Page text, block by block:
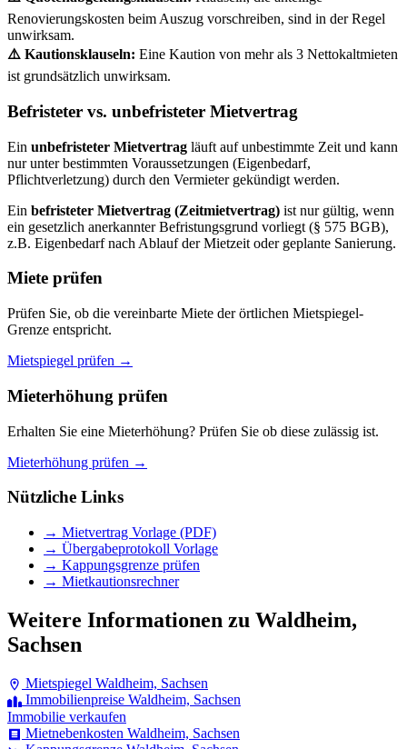
Renovierungskosten beim Auszug vorschreiben, sind in der Regel
unwirksam.
⚠️ Kautionsklauseln: Eine Kaution von mehr als 3 Nettokaltmieten
ist grundsätzlich unwirksam.
Befristeter vs. unbefristeter Mietvertrag
Ein unbefristeter Mietvertrag läuft auf unbestimmte Zeit und kann
nur unter bestimmten Voraussetzungen (Eigenbedarf,
Pflichtverletzung) durch den Vermieter gekündigt werden.
Ein befristeter Mietvertrag (Zeitmietvertrag) ist nur gültig, wenn
ein gesetzlich anerkannter Befristungsgrund vorliegt (§ 575 BGB),
z.B. Eigenbedarf nach Ablauf der Mietzeit oder geplante Sanierung.
Miete prüfen
Prüfen Sie, ob die vereinbarte Miete der örtlichen Mietspiegel-
Grenze entspricht.
Mietspiegel prüfen →
Mieterhöhung prüfen
Erhalten Sie eine Mieterhöhung? Prüfen Sie ob diese zulässig ist.
Mieterhöhung prüfen →
Nützliche Links
→ Mietvertrag Vorlage (PDF)
→ Übergabeprotokoll Vorlage
→ Kappungsgrenze prüfen
→ Mietkautionsrechner
Weitere Informationen zu Waldheim,
Sachsen
Mietspiegel Waldheim, Sachsen
Immobilienpreise Waldheim, Sachsen
Immobilie verkaufen
Mietnebenkosten Waldheim, Sachsen